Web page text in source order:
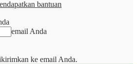
bantuan
email Anda
ke email Anda.